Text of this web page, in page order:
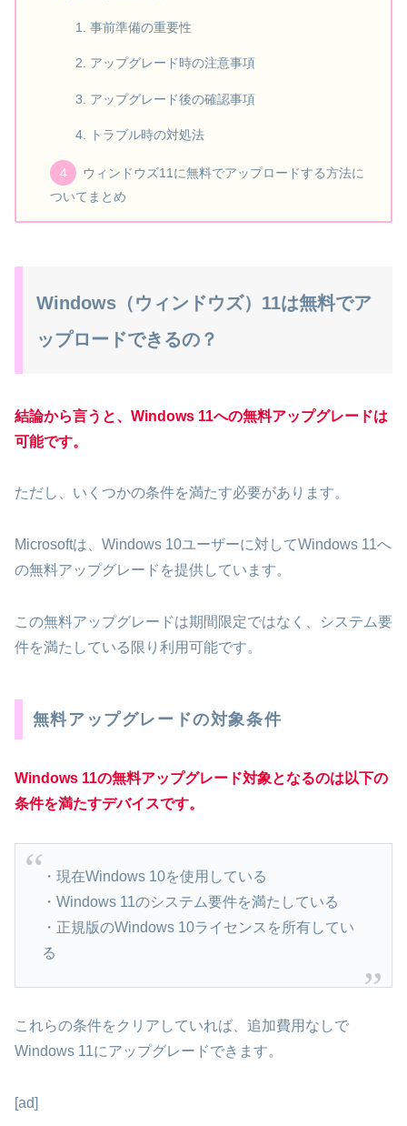
事前準備の重要性
アップグレード時の注意事項
アップグレード後の確認事項
トラブル時の対処法
ウィンドウズ11に無料でアップロードする方法に
ついてまとめ
Windows（ウィンドウズ）11は無料でア
ップロードできるの？
結論から言うと、Windows 11への無料アップグレードは
可能です。
ただし、いくつかの条件を満たす必要があります。
Microsoftは、Windows 10ユーザーに対してWindows 11へ
の無料アップグレードを提供しています。
この無料アップグレードは期間限定ではなく、システム要
件を満たしている限り利用可能です。
無料アップグレードの対象条件
Windows 11の無料アップグレード対象となるのは以下の
条件を満たすデバイスです。
・現在Windows 10を使用している
・Windows 11のシステム要件を満たしている
・正規版のWindows 10ライセンスを所有してい
る
これらの条件をクリアしていれば、追加費用なしで
Windows 11にアップグレードできます。
[ad]